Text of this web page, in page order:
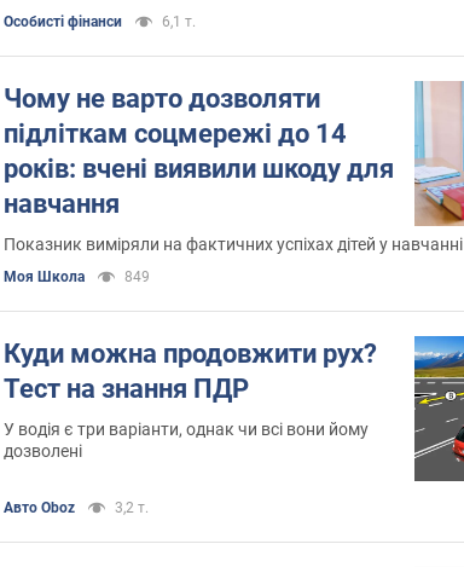
Особисті фінанси 6,1 т.
Чому не варто дозволяти
підліткам соцмережі до 14
років: вчені виявили шкоду для
навчання
Показник виміряли на фактичних успіхах дітей у навчанні
Моя Школа 849
Куди можна продовжити рух?
Тест на знання ПДР
У водія є три варіанти, однак чи всі вони йому
дозволені
Авто Oboz 3,2 т.